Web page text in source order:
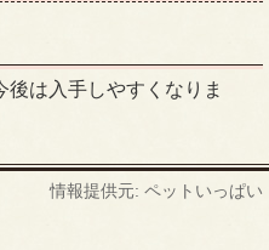
は入手しやすくなりま
情報提供元: ペットいっぱい